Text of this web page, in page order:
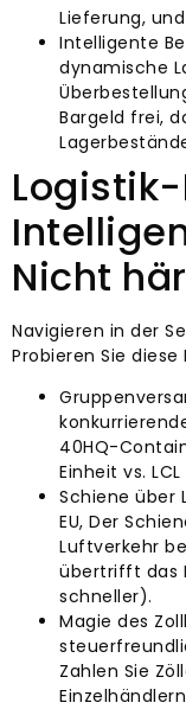
Lieferung,
Intelligente
dynamische
Bargeld frei,
Nicht
Navigieren in der
Probieren Sie
40HQ-
Einheit vs.
Schiene über
EU, Der
Luftverkehr
übertrifft das
schneller).
Magie des
Zahlen Sie